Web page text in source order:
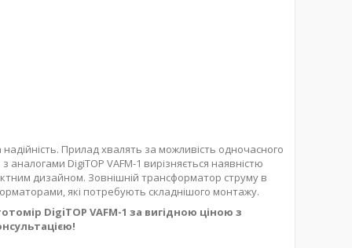
Прилад хвалять за можливість одночасного
DigiTOP VAFM-1 вирізняється наявністю
дизайном. Зовнішній трансформатор струму в
які потребують складнішого монтажу.
DigiTOP VAFM-1 за вигідною ціною з